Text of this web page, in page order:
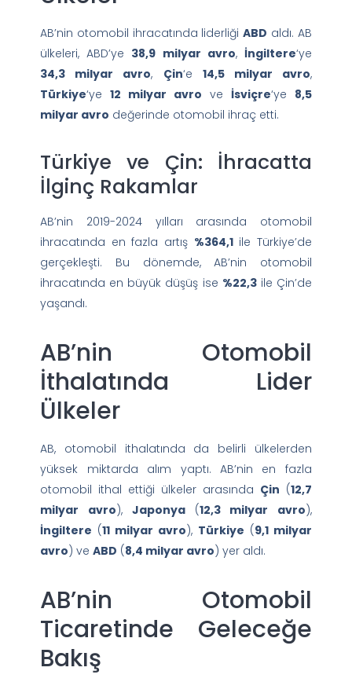
AB’nin otomobil ihracatında liderliğiABD aldı. AB
ülkeleri, ABD’ye 38,9 milyar avro, İngiltere‘ye
34,3 milyar avro, Çin‘e 14,5 milyar avro,
Türkiye‘ye12 milyar avro ve İsviçre‘ye 8,5
milyar avro değerinde otomobil ihraç etti.
Türkiye ve Çin: İhracatta
İlginç Rakamlar
AB’nin 2019-2024 yılları arasında otomobil
ihracatında en fazla artış %364,1ile Türkiye’de
gerçekleşti. Bu dönemde, AB’nin otomobil
ihracatında en büyük düşüş ise %22,3ile Çin’de
yaşandı.
AB’nin Otomobil
İthalatında Lider
Ülkeler
AB, otomobil ithalatında da belirli ülkelerden
yüksek miktarda alım yaptı. AB’nin en fazla
otomobil ithal ettiği ülkeler arasında Çin (12,7
milyar avro), Japonya(12,3 milyar avro),
İngiltere (11 milyar avro), Türkiye (9,1 milyar
avro) veABD (8,4 milyar avro) yer aldı.
AB’nin Otomobil
Ticaretinde Geleceğe
Bakış